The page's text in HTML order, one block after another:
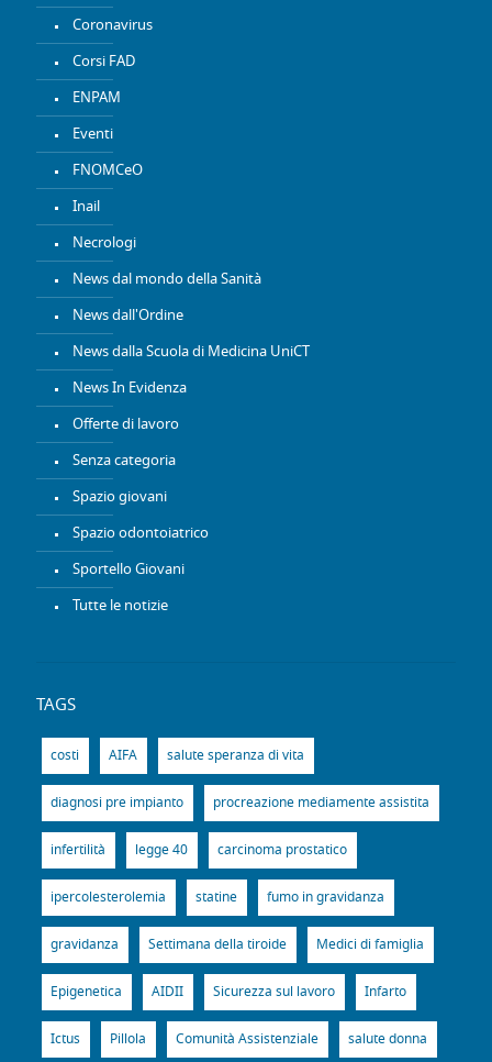
Coronavirus
Corsi FAD
ENPAM
Eventi
FNOMCeO
Inail
Necrologi
News dal mondo della Sanità
News dall'Ordine
News dalla Scuola di Medicina UniCT
News In Evidenza
Offerte di lavoro
Senza categoria
Spazio giovani
Spazio odontoiatrico
Sportello Giovani
Tutte le notizie
TAGS
costi AIFA salute speranza di vita
diagnosi pre impianto procreazione mediamente assistita
infertilità legge 40 carcinoma prostatico
ipercolesterolemia statine fumo in gravidanza
gravidanza Settimana della tiroide Medici di famiglia
Epigenetica AIDII Sicurezza sul lavoro Infarto
Ictus Pillola Comunità Assistenziale salute donna